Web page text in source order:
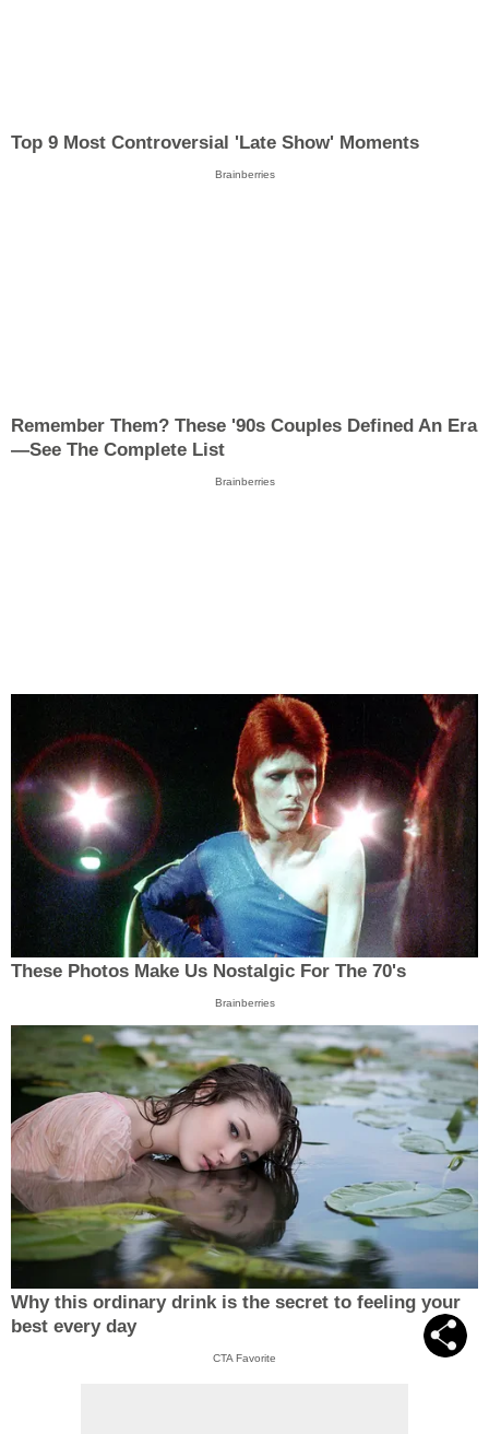
Top 9 Most Controversial 'Late Show' Moments
Brainberries
Remember Them? These '90s Couples Defined An Era
—See The Complete List
Brainberries
These Photos Make Us Nostalgic For The 70's
Brainberries
Why this ordinary drink is the secret to feeling your
best every day
CTA Favorite